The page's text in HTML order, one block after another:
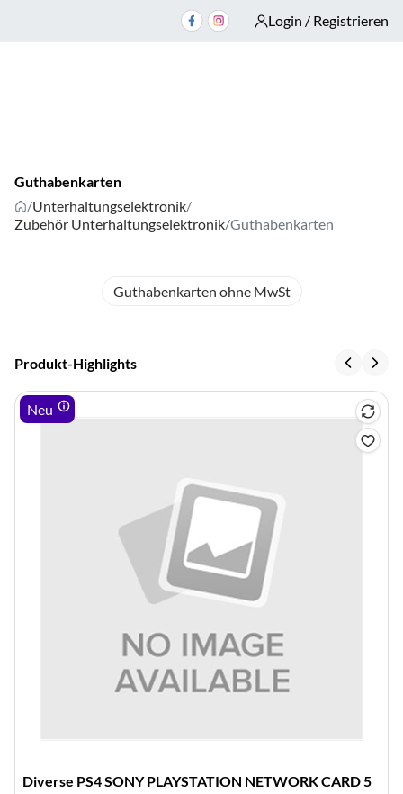
Login / Registrieren
Guthabenkarten
/Unterhaltungselektronik/
Zubehör Unterhaltungselektronik/Guthabenkarten
Guthabenkarten ohne MwSt
Produkt-Highlights
Diverse PS4 SONY PLAYSTATION NETWORK CARD 5
Neu